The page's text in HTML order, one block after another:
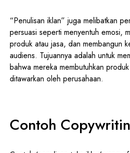
“Penulisan iklan” juga melibatkan
persuasi seperti menyentuh emosi,
produk atau jasa, dan membangun
audiens. Tujuannya adalah untuk
bahwa mereka membutuhkan
ditawarkan oleh perusahaan.
Contoh